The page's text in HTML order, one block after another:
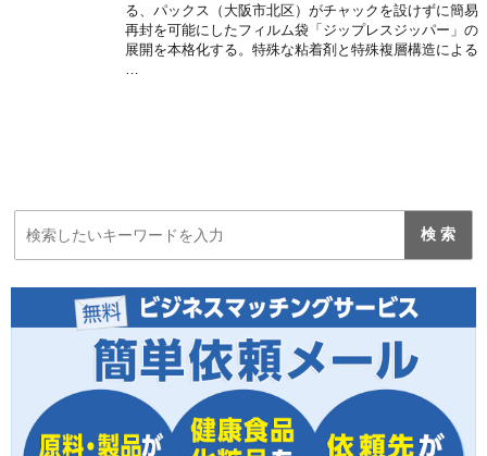
る、パックス（大阪市北区）がチャックを設けずに簡易
再封を可能にしたフィルム袋「ジップレスジッパー」の
展開を本格化する。特殊な粘着剤と特殊複層構造による